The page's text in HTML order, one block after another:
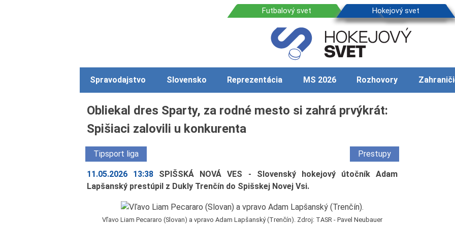
Spravodajstvo Slovensko Reprezentácia MS 2026 Rozhovory
Obliekal dres Sparty, za rodné mesto si zahrá prvýkrát:
Spišiaci zalovili u konkurenta
Tipsport liga Prestupy
11.05.2026 13:38
SPIŠSKÁ NOVÁ VES - Slovenský hokejový útočník Adam
Lapšanský prestúpil z Dukly Trenčín do Spišskej Novej Vsi.
Vľavo Liam Pecararo (Slovan) a vpravo Adam Lapšanský (Trenčín). Zdroj: TASR - Pavel Neubauer